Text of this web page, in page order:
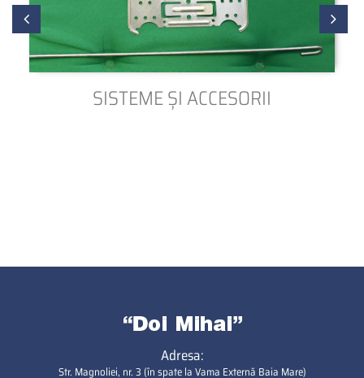
SISTEME ȘI ACCESORII
Adresa:
Str. Magnoliei, nr. 3 (în spate la Vama Externă Baia Mare)